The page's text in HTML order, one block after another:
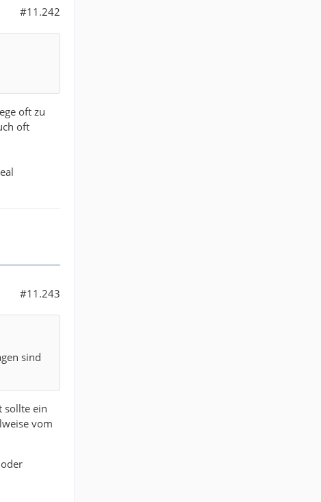
#11.242
oft zu
oft
#11.243
sind
sollte ein
vom